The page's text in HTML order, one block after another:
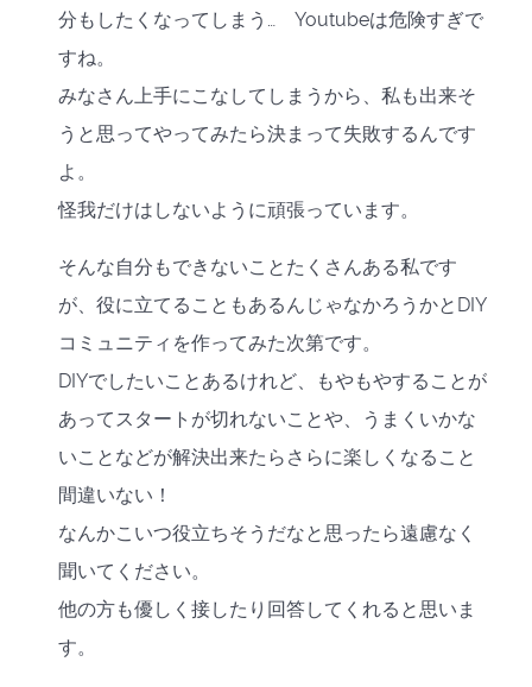
分もしたくなってしまう… Youtubeは危険すぎで
すね。
みなさん上手にこなしてしまうから、私も出来そ
うと思ってやってみたら決まって失敗するんです
よ。
怪我だけはしないように頑張っています。
そんな自分もできないことたくさんある私です
が、役に立てることもあるんじゃなかろうかとDIY
コミュニティを作ってみた次第です。
DIYでしたいことあるけれど、もやもやすることが
あってスタートが切れないことや、うまくいかな
いことなどが解決出来たらさらに楽しくなること
間違いない！
なんかこいつ役立ちそうだなと思ったら遠慮なく
聞いてください。
他の方も優しく接したり回答してくれると思いま
す。